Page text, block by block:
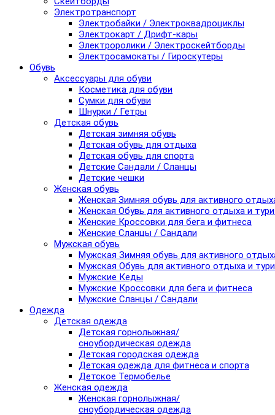
Электротранспорт
Электробайки / Электроквадроциклы
Электрокарт / Дрифт-кары
Электроролики / Электроскейтборды
Электросамокаты / Гироскутеры
Обувь
Аксессуары для обуви
Косметика для обуви
Сумки для обуви
Шнурки / Гетры
Детская обувь
Детская зимняя обувь
Детская обувь для отдыха
Детская обувь для спорта
Детские Сандали / Сланцы
Детские чешки
Женская обувь
Женская Зимняя обувь для активного
Женская Обувь для активного отдыха и
Женские Кроссовки для бега и фитнеса
Женские Сланцы / Сандали
Мужская обувь
Мужская Зимняя обувь для активного
Мужская Обувь для активного отдыха и
Мужские Кеды
Мужские Кроссовки для бега и фитнеса
Мужские Сланцы / Сандали
Одежда
Детская одежда
Детская горнолыжная/
сноубордическая одежда
Детская городская одежда
Детская одежда для фитнеса и спорта
Детское Термобелье
Женская одежда
Женская горнолыжная/
сноубордическая одежда